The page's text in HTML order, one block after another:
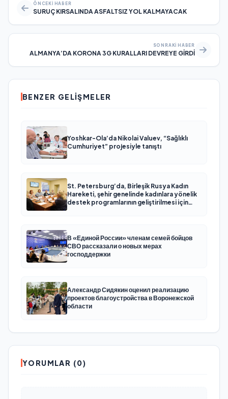
ÖNCEKI HABER
SURUÇ KIRSALINDA ASFALTSIZ YOL KALMAYACAK
SONRAKI HABER
ALMANYA’DA KORONA 3G KURALLARI DEVREYE GİRDİ
BENZER GELIŞMELER
Yoshkar-Ola’da Nikolai Valuev, “Sağlıklı
Cumhuriyet” projesiyle tanıştı
St. Petersburg’da, Birleşik Rusya Kadın
Hareketi, şehir genelinde kadınlara yönelik
destek programlarının geliştirilmesi için
В «Единой России» членам семей бойцов
СВО рассказали о новых мерах
господдержки
Александр Сидякин оценил реализацию
проектов благоустройства в Воронежской
области
YORUMLAR (0)